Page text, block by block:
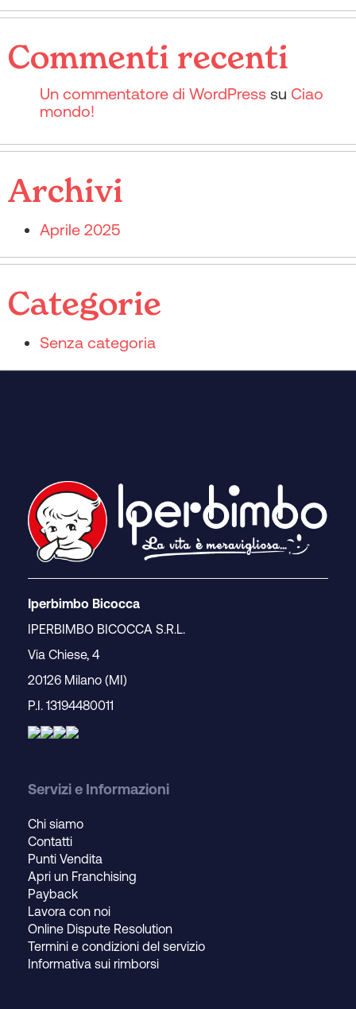
Commenti recenti
Un commentatore di WordPress su Ciao
mondo!
Archivi
Aprile 2025
Categorie
Senza categoria
Iperbimbo Bicocca
IPERBIMBO BICOCCA S.R.L.
Via Chiese, 4
20126 Milano (MI)
P.I. 13194480011
Servizi e Informazioni
Chi siamo
Contatti
Punti Vendita
Apri un Franchising
Payback
Lavora con noi
Online Dispute Resolution
Termini e condizioni del servizio
Informativa sui rimborsi